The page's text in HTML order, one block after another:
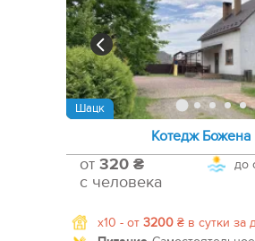
Шацк
Котедж Божена
до
от 320 ₴
с человека
x10 - от 3200 ₴ в сутки за